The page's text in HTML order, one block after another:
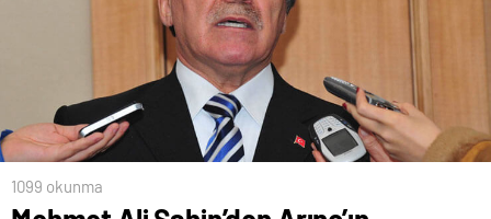
1099 okunma